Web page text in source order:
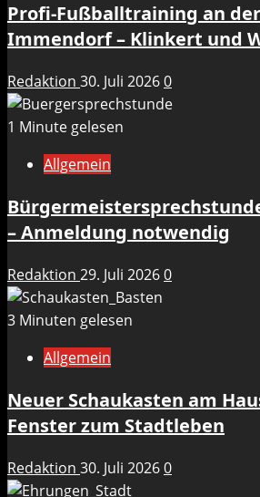
Profi-Fußballtraining an
Immendorf – Klinkert und
Redaktion 30. Juli 20260
1 Minute gelesen
Allgemein
– Anmeldung notwendig
Redaktion 29. Juli 20260
3 Minuten gelesen
Allgemein
Neuer Schaukasten am
Fenster zum Stadtleben
Redaktion 30. Juli 20260